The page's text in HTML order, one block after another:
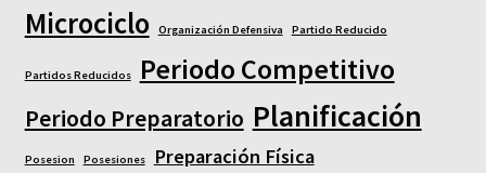
Microciclo Organización Defensiva Partido Reducido
Partidos Reducidos Periodo Competitivo
Periodo Preparatorio Planificación
Posesion Posesiones Preparación Física